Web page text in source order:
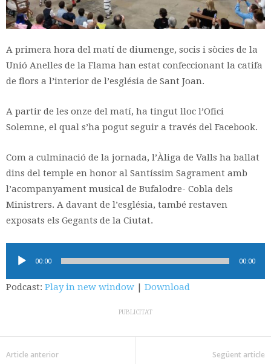
A primera hora del matí de diumenge, socis i sòcies de la
Unió Anelles de la Flama han estat confeccionant la catifa
de flors a l’interior de l’església de Sant Joan.
A partir de les onze del matí, ha tingut lloc l’Ofici
Solemne, el qual s’ha pogut seguir a través del Facebook.
Com a culminació de la jornada, l’Àliga de Valls ha ballat
dins del temple en honor al Santíssim Sagrament amb
l’acompanyament musical de Bufalodre- Cobla dels
Ministrers. A davant de l’església, també restaven
exposats els Gegants de la Ciutat.
d'àudio00:00 00:00
Podcast: Play in new window | Download
PUBLICITAT
Article anterior Següent article